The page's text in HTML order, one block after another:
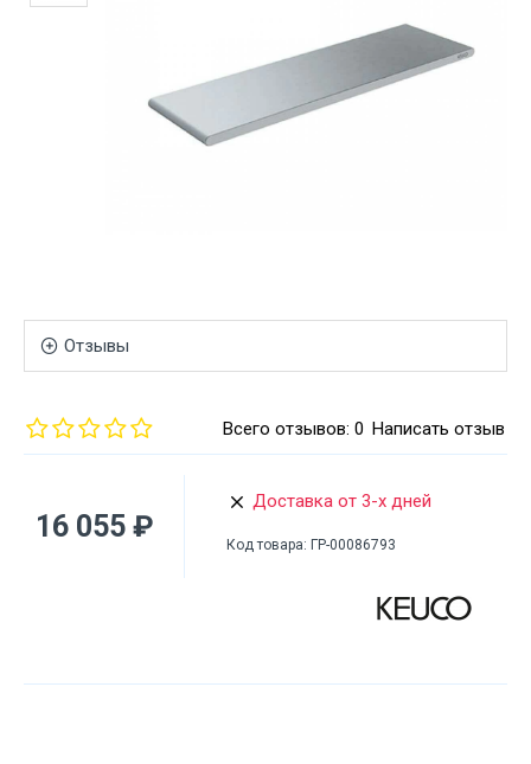
Отзывы
Всего отзывов: 0 Написать отзыв
16 055 ₽
Доставка от 3-х дней
Код товара: ГР-00086793